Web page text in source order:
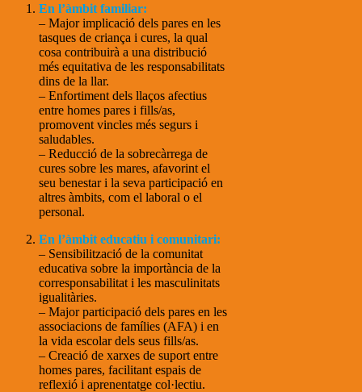
En l’àmbit familiar:
– Major implicació dels pares en les
tasques de criança i cures, la qual
cosa contribuirà a una distribució
més equitativa de les responsabilitats
dins de la llar.
– Enfortiment dels llaços afectius
entre homes pares i fills/as,
promovent vincles més segurs i
saludables.
– Reducció de la sobrecàrrega de
cures sobre les mares, afavorint el
seu benestar i la seva participació en
altres àmbits, com el laboral o el
personal.
En l’àmbit educatiu i comunitari:
– Sensibilització de la comunitat
educativa sobre la importància de la
corresponsabilitat i les masculinitats
igualitàries.
– Major participació dels pares en les
associacions de famílies (AFA) i en
la vida escolar dels seus fills/as.
– Creació de xarxes de suport entre
homes pares, facilitant espais de
reflexió i aprenentatge col·lectiu.